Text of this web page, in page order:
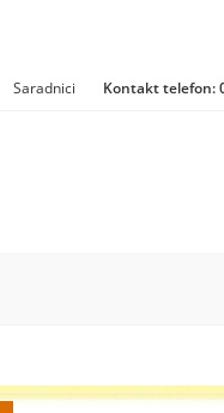
Saradnici Kontakt telefon: